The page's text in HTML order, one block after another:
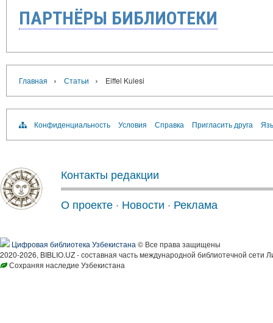
ПАРТНЁРЫ БИБЛИОТЕКИ
Главная › Статьи › Eiffel Kulesi
Конфиденциальность Условия Справка Пригласить друга
Контакты редакции
О проекте · Новости · Реклама
Цифровая библиотека Узбекистана © Все права защищены
2020-2026, BIBLIO.UZ - составная часть международной библиотечной сети
Сохраняя наследие Узбекистана